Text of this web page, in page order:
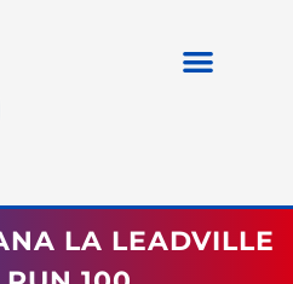
LA LEADVILLE